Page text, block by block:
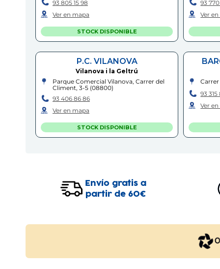
93 805 15 98
Ver en mapa
STOCK DISPONIBLE
93
Ver
P.C. VILANOVA
Vilanova i la Geltrú
Parque Comercial Vilanova, Carrer del
Climent, 3-5(08800)
93 406 86 86
Ver en mapa
STOCK DISPONIBLE
93 315
Ver
Carrer de Craywinckel, 12
08022
93 211 33 76
STOCK DISPONIBLE
de la
93
Envío gratis a
partir de 60€